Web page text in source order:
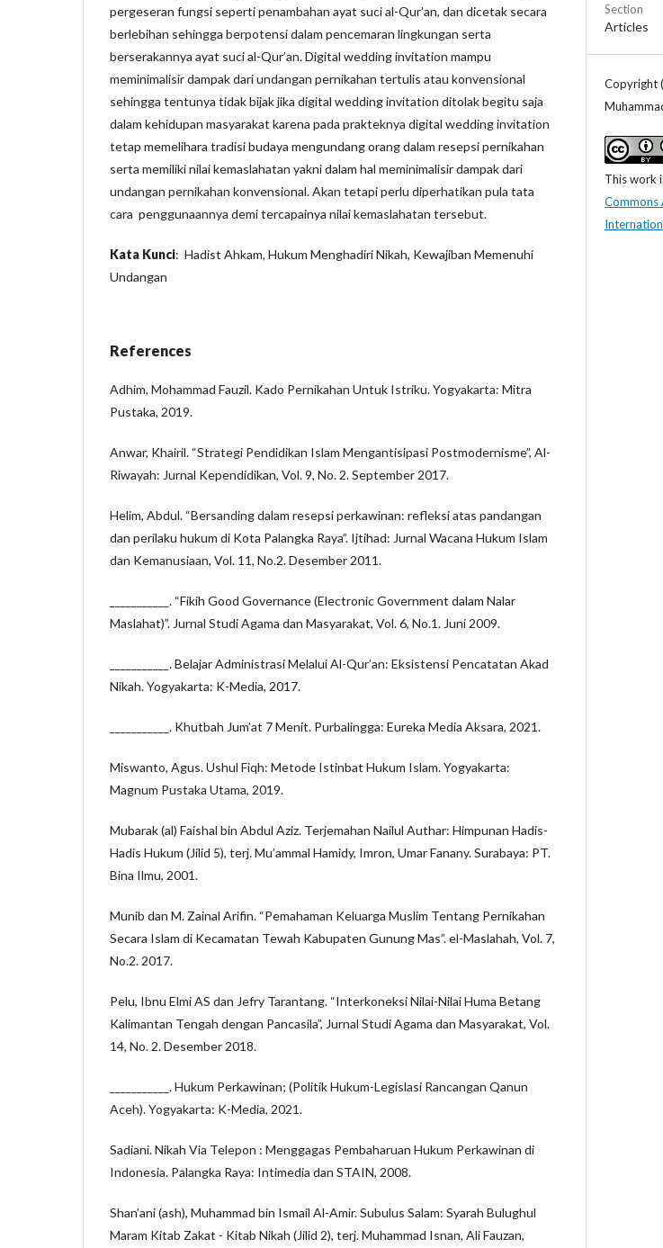
pergeseran fungsi seperti penambahan ayat suci al-Qur’an, dan dicetak secara
berlebihan sehingga berpotensi dalam pencemaran lingkungan serta
berserakannya ayat suci al-Qur’an. Digital wedding invitation mampu
meminimalisir dampak dari undangan pernikahan tertulis atau konvensional
sehingga tentunya tidak bijak jika digital wedding invitation ditolak begitu saja
dalam kehidupan masyarakat karena pada prakteknya digital wedding invitation
tetap memelihara tradisi budaya mengundang orang dalam resepsi pernikahan
serta memiliki nilai kemaslahatan yakni dalam hal meminimalisir dampak dari
undangan pernikahan konvensional. Akan tetapi perlu diperhatikan pula tata
cara penggunaannya demi tercapainya nilai kemaslahatan tersebut.
Kata Kunci: Hadist Ahkam, Hukum Menghadiri Nikah, Kewajiban Memenuhi
Undangan
References
Adhim, Mohammad Fauzil. Kado Pernikahan Untuk Istriku. Yogyakarta: Mitra
Pustaka, 2019.
Anwar, Khairil. “Strategi Pendidikan Islam Mengantisipasi Postmodernisme”, Al-
Riwayah: Jurnal Kependidikan, Vol. 9, No. 2. September 2017.
Helim, Abdul. “Bersanding dalam resepsi perkawinan: refleksi atas pandangan
dan perilaku hukum di Kota Palangka Raya”. Ijtihad: Jurnal Wacana Hukum Islam
dan Kemanusiaan, Vol. 11, No.2. Desember 2011.
___________. “Fikih Good Governance (Electronic Government dalam Nalar
Maslahat)”. Jurnal Studi Agama dan Masyarakat, Vol. 6, No.1. Juni 2009.
___________. Belajar Administrasi Melalui Al-Qur’an: Eksistensi Pencatatan Akad
Nikah. Yogyakarta: K-Media, 2017.
___________. Khutbah Jum’at 7 Menit. Purbalingga: Eureka Media Aksara, 2021.
Miswanto, Agus. Ushul Fiqh: Metode Istinbat Hukum Islam. Yogyakarta:
Magnum Pustaka Utama, 2019.
Mubarak (al) Faishal bin Abdul Aziz. Terjemahan Nailul Authar: Himpunan Hadis-
Hadis Hukum (Jilid 5), terj. Mu’ammal Hamidy, Imron, Umar Fanany. Surabaya: PT.
Bina Ilmu, 2001.
Munib dan M. Zainal Arifin. “Pemahaman Keluarga Muslim Tentang Pernikahan
Secara Islam di Kecamatan Tewah Kabupaten Gunung Mas”. el-Maslahah, Vol. 7,
No.2. 2017.
Pelu, Ibnu Elmi AS dan Jefry Tarantang. “Interkoneksi Nilai-Nilai Huma Betang
Kalimantan Tengah dengan Pancasila”, Jurnal Studi Agama dan Masyarakat, Vol.
14, No. 2. Desember 2018.
___________. Hukum Perkawinan; (Politik Hukum-Legislasi Rancangan Qanun
Aceh). Yogyakarta: K-Media, 2021.
Sadiani. Nikah Via Telepon : Menggagas Pembaharuan Hukum Perkawinan di
Indonesia. Palangka Raya: Intimedia dan STAIN, 2008.
Shan’ani (ash), Muhammad bin Ismail Al-Amir. Subulus Salam: Syarah Bulughul
Maram Kitab Zakat - Kitab Nikah (Jilid 2), terj. Muhammad Isnan, Ali Fauzan,
Section
Articles
Copyright
This work
Commons